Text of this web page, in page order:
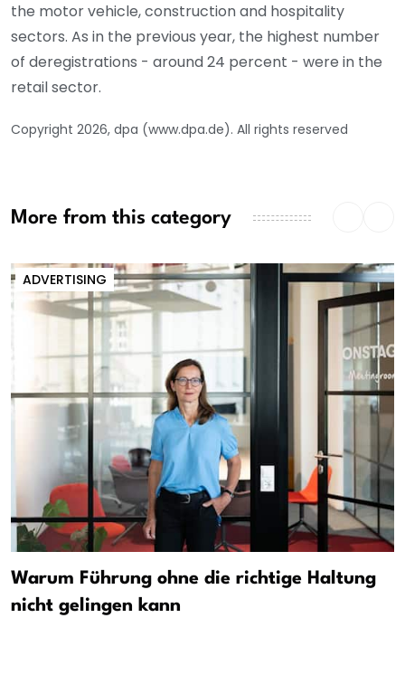
the motor vehicle, construction and hospitality
sectors. As in the previous year, the highest number
of deregistrations - around 24 percent - were in the
retail sector.
Copyright 2026, dpa (www.dpa.de). All rights reserved
More from this category
ADVERTISING
Warum Führung ohne die richtige Haltung
nicht gelingen kann